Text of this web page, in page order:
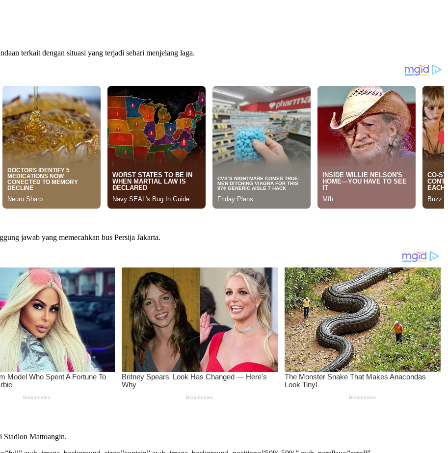
terkait dengan situasi yang terjadi sehari menjelang laga.
jawab yang memecahkan bus Persija Jakarta.
Stadion Mattoangin.